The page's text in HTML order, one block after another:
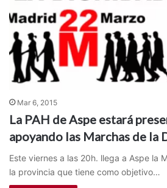
Mar 6, 2015
La PAH de Aspe estará
apoyando las Marchas de la
Este viernes a las 20h. llega a Aspe la
la provincia que tiene como objetivo…